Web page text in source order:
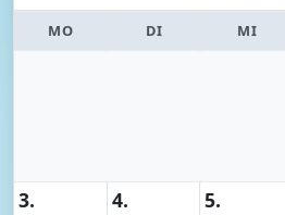
MO DI MI
3. 4. 5.